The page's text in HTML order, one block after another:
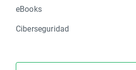
eBooks
Ciberseguridad